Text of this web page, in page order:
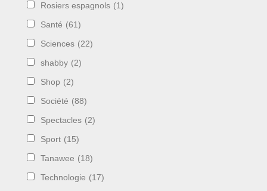
Rosiers espagnols (1)
Santé (61)
Sciences (22)
shabby (2)
Shop (2)
Société (88)
Spectacles (2)
Sport (15)
Tanawee (18)
Technologie (17)